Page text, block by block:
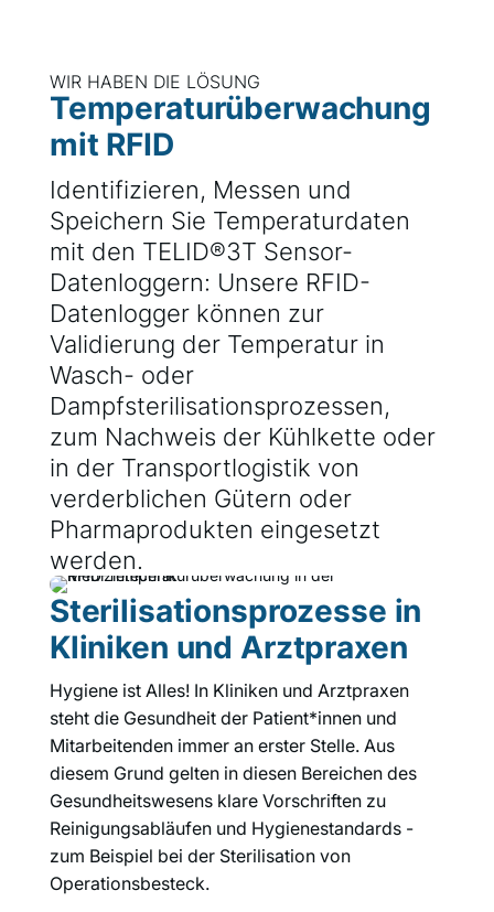
WIR HABEN DIE LÖSUNG
Temperaturüberwachung
mit RFID
Identifizieren, Messen und
Speichern Sie Temperaturdaten
mit den TELID®3T Sensor-
Datenloggern: Unsere RFID-
Datenlogger können zur
Validierung der Temperatur in
Wasch- oder
Dampfsterilisationsprozessen,
zum Nachweis der Kühlkette oder
in der Transportlogistik von
verderblichen Gütern oder
Pharmaprodukten eingesetzt
werden.
Sterilisationsprozesse in
Kliniken und Arztpraxen
Hygiene ist Alles! In Kliniken und Arztpraxen
steht die Gesundheit der Patient*innen und
Mitarbeitenden immer an erster Stelle. Aus
diesem Grund gelten in diesen Bereichen des
Gesundheitswesens klare Vorschriften zu
Reinigungsabläufen und Hygienestandards -
zum Beispiel bei der Sterilisation von
Operationsbesteck.